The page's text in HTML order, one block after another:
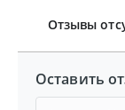
Отзывы
Оставить